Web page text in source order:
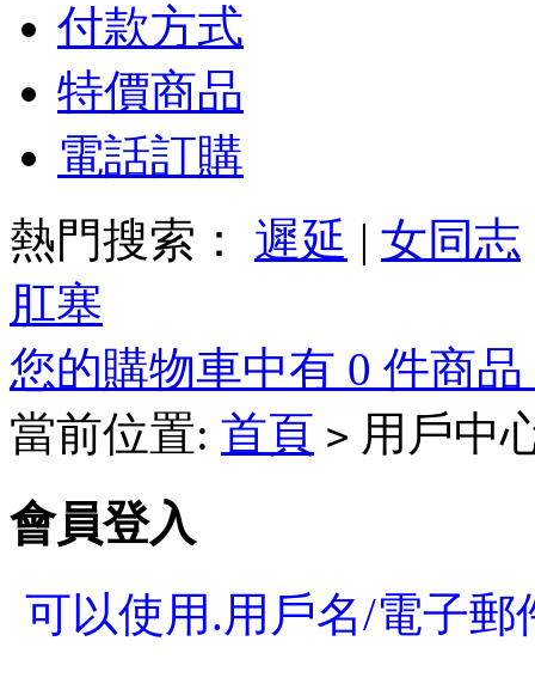
付款方式
特價商品
電話訂購
熱門搜索： 遲延 | 女同志
肛塞
您的購物車中有 0 件商
當前位置: 首頁 > 用戶中
會員登入
可以使用.用戶名/電子